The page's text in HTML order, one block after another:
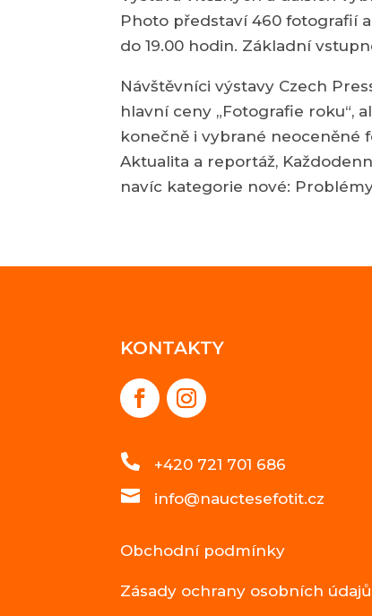
Photo představí 460 fotografií
do 19.00 hodin. Základní
Návštěvníci výstavy Czech
hlavní ceny „Fotografie roku“,
konečně i vybrané neoceněné
Aktualita a reportáž,
navíc kategorie nové:
KONTAKTY
 +420 721 701 686
 info@nauctesefotit.cz
Obchodní podmínky
Zásady ochrany osobních údajů